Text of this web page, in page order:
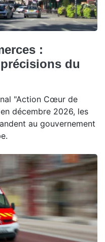
:
du
"Action Cœur de
décembre 2026, les
au gouvernement